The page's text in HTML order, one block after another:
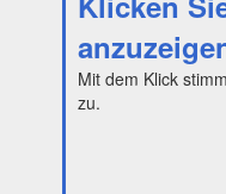
Mit dem Klick
zu.